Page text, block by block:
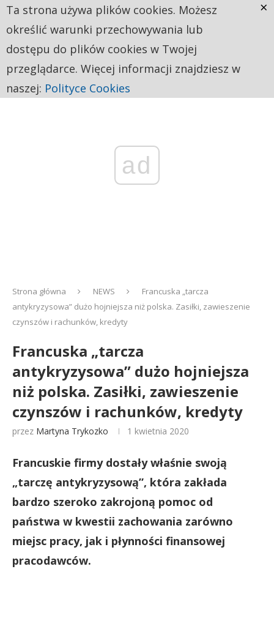
ad
Strona główna NEWS
Francuska „tarcza
antykryzysowa” dużo hojniejsza niż polska. Zasiłki, zawieszenie
czynszów i rachunków, kredyty
Francuska „tarcza
antykryzysowa” dużo hojniejsza
niż polska. Zasiłki, zawieszenie
czynszów i rachunków, kredyty
przez Martyna Trykozko 1 kwietnia 2020
Francuskie firmy dostały właśnie swoją
„tarczę antykryzysową”, która zakłada
bardzo szeroko zakrojoną pomoc od
państwa w kwestii zachowania zarówno
miejsc pracy, jak i płynności finansowej
pracodawców.
Ta strona używa plików cookies. Możesz
określić warunki przechowywania lub
dostępu do plików cookies w Twojej
przeglądarce. Więcej informacji znajdziesz w
naszej: Polityce Cookies
×